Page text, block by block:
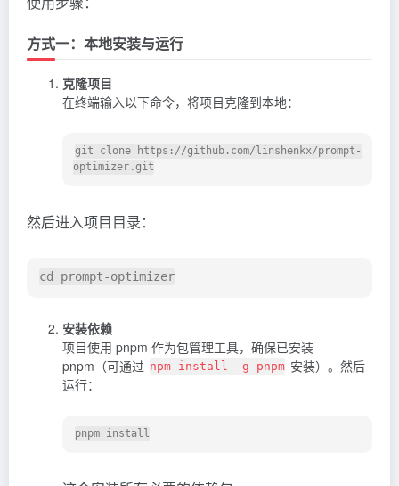
方式一：本地安装与运行
克隆项目
在终端输入以下命令，将项目克隆到本地：
git clone https://github.com/linshenkx/prompt-
optimizer.git
然后进入项目目录：
安装依赖
项目使用 pnpm 作为包管理工具，确保已安装
pnpm（可通过 npm install -g pnpm 安装）。然后
运行：